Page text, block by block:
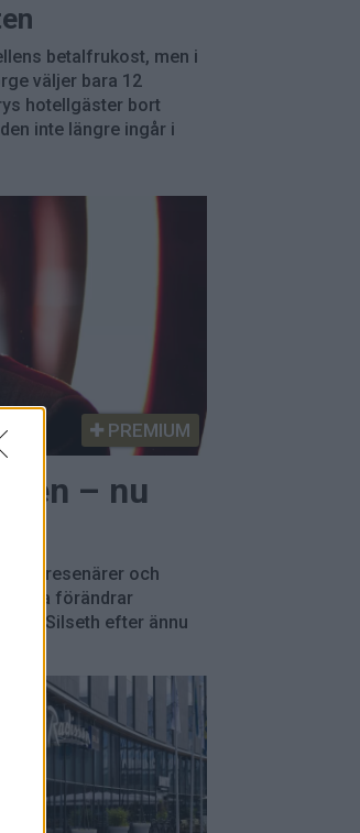
betalfrukost, men i
väljer bara 12
hotellgäster bort
inte längre ingår i
PREMIUM
– nu
och
förändrar
Silseth efter ännu